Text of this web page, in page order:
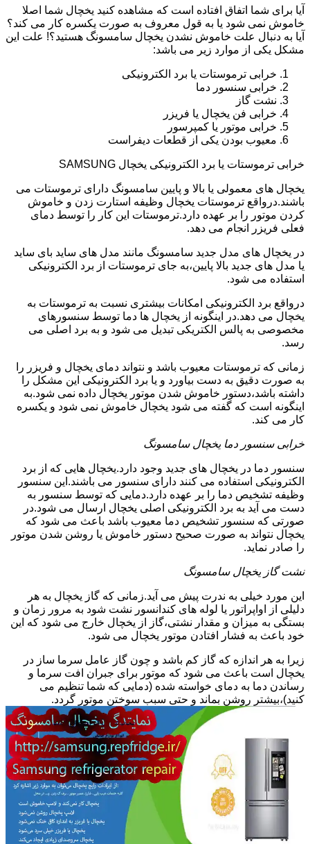
آیا برای شما اتفاق افتاده است که مشاهده کنید یخچال شما اصلا
خاموش نمی شود یا به قول معروف به صورت یکسره کار می کند؟
آیا به دنبال علت خاموش نشدن یخچال سامسونگ هستید؟! علت این
مشکل یکی از موارد زیر می باشد:
خرابی ترموستات یا برد الکترونیکی
خرابی سنسور دما
نشت گاز
خرابی فن یخچال یا فریزر
خرابی موتور یا کمپرسور
معیوب بودن یکی از قطعات دیفراست
خرابی ترموستات یا برد الکترونیکی یخچال SAMSUNG
یخچال های معمولی یا بالا و پایین سامسونگ دارای ترموستات می
باشند.درواقع ترموستات یخچال وظیفه استارت زدن و خاموش
کردن موتور را بر عهده دارد.ترموستات این کار را توسط دمای
فعلی فریزر انجام می دهد.
در یخچال های مدل جدید سامسونگ مانند مدل های ساید بای ساید
یا مدل های جدید بالا پایین،به جای ترموستات از برد الکترونیکی
استفاده می شود.
درواقع برد الکترونیکی امکانات بیشتری نسبت به ترموستات به
یخچال می دهد.در اینگونه از یخچال ها دما توسط سنسورهای
مخصوصی به پالس الکتریکی تبدیل می شود و به برد اصلی می
رسد.
زمانی که ترموستات معیوب باشد و نتواند دمای یخچال و فریزر را
به صورت دقیق به دست بیاورد و یا برد الکترونیکی این مشکل را
داشته باشد،دستور خاموش شدن موتور یخچال داده نمی شود.به
اینگونه است که گفته می شود یخچال خاموش نمی شود و یکسره
کار می کند.
خرابی سنسور دما یخچال سامسونگ
سنسور دما در یخچال های جدید وجود دارد.یخچال هایی که از برد
الکترونیکی استفاده می کنند دارای سنسور می باشند.این سنسور
وظیفه تشخیص دما را بر عهده دارد.دمایی که توسط سنسور به
دست می آید به برد الکترونیکی اصلی یخچال ارسال می شود.در
صورتی که سنسور تشخیص دما معیوب باشد باعث می شود که
یخچال نتواند به صورت صحیح دستور خاموش یا روشن شدن موتور
را صادر نماید.
نشت گاز یخچال سامسونگ
این مورد خیلی به ندرت پیش می آید.زمانی که گاز یخچال به هر
دلیلی از اواپراتور یا لوله های کندانسور نشت شود به مرور زمان و
بستگی به میزان و مقدار نشتی،گاز از یخچال خارج می شود که این
خود باعث به فشار افتادن موتور یخچال می شود.
زیرا به هر اندازه که گاز کم باشد و چون گاز عامل سرما ساز در
یخچال است باعث می شود که موتور برای جبران افت سرما و
رساندن دما به دمای خواسته شده (دمایی که شما تنظیم می
کنید)،بیشتر روشن بماند و حتی سبب سوختن موتور گردد.